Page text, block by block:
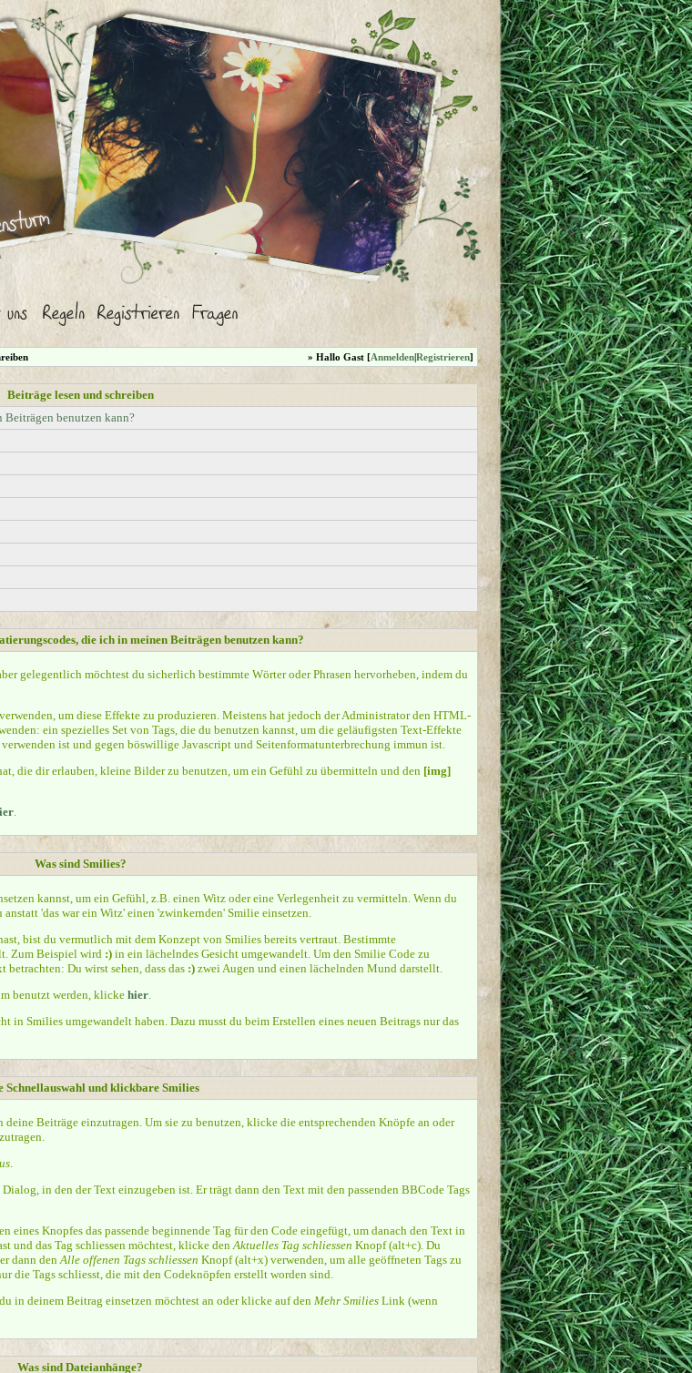
» Hallo Gast [Anmelden|Registrieren]
Beiträge lesen und schreiben
Beiträgen benutzen kann?
die ich in meinen Beiträgen benutzen kann?
gelegentlich möchtest du sicherlich bestimmte Wörter oder Phrasen hervorheben, indem du
um diese Effekte zu produzieren. Meistens hat jedoch der Administrator den HTML-
ein spezielles Set von Tags, die du benutzen kannst, um die geläufigsten Text-Effekte
ist und gegen böswillige Javascript und Seitenformatunterbrechung immun ist.
die dir erlauben, kleine Bilder zu benutzen, um ein Gefühl zu übermitteln und den [img]
.
Was sind Smilies?
kannst, um ein Gefühl, z.B. einen Witz oder eine Verlegenheit zu vermitteln. Wenn du
'das war ein Witz' einen 'zwinkernden' Smilie einsetzen.
bist du vermutlich mit dem Konzept von Smilies bereits vertraut. Bestimmte
Zum Beispiel wird :)in ein lächelndes Gesicht umgewandelt. Um den Smilie Code zu
Du wirst sehen, dass das :)zwei Augen und einen lächelnden Mund darstellt.
benutzt werden, klicke hier.
Smilies umgewandelt haben. Dazu musst du beim Erstellen eines neuen Beitrags nur das
Schnellauswahl und klickbare Smilies
Beiträge einzutragen. Um sie zu benutzen, klicke die entsprechenden Knöpfe an oder
.
in den der Text einzugeben ist. Er trägt dann den Text mit den passenden BBCode Tags
eines Knopfes das passende beginnende Tag für den Code eingefügt, um danach den Text in
und das Tag schliessen möchtest, klicke denAktuelles Tag schliessen Knopf (alt+c). Du
dann denAlle offenen Tags schliessen Knopf (alt+x) verwenden, um alle geöffneten Tags zu
die Tags schliesst, die mit den Codeknöpfen erstellt worden sind.
in deinem Beitrag einsetzen möchtest an oder klicke auf den Mehr SmiliesLink (wenn
Was sind Dateianhänge?